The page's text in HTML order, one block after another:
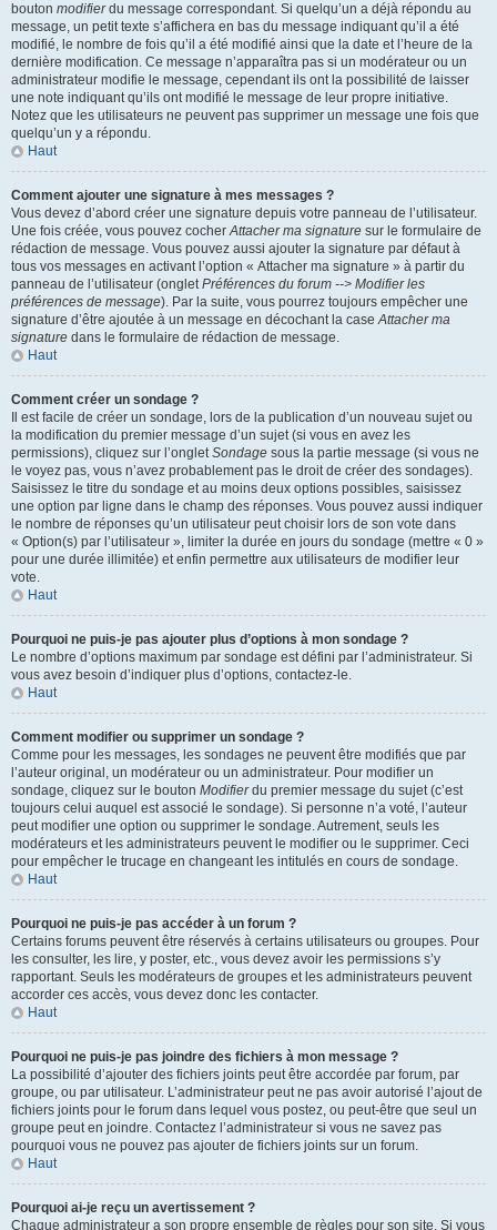
bouton modifierdu message correspondant. Si quelqu’un a déjà répondu au
message, un petit texte s’affichera en bas du message indiquant qu’il a été
modifié, le nombre de fois qu’il a été modifié ainsi que la date et l’heure de la
dernière modification. Ce message n’apparaîtra pas si un modérateur ou un
administrateur modifie le message, cependant ils ont la possibilité de laisser
une note indiquant qu’ils ont modifié le message de leur propre initiative.
Notez que les utilisateurs ne peuvent pas supprimer un message une fois que
quelqu’un y a répondu.
Haut
Comment ajouter une signature à mes messages ?
Vous devez d’abord créer une signature depuis votre panneau de l’utilisateur.
Une fois créée, vous pouvez cocherAttacher ma signature sur le formulaire de
rédaction de message. Vous pouvez aussi ajouter la signature par défaut à
tous vos messages en activant l’option « Attacher ma signature » à partir du
panneau de l’utilisateur (ongletPréférences du forum --> Modifier les
préférences de message). Par la suite, vous pourrez toujours empêcher une
signature d’être ajoutée à un message en décochant la caseAttacher ma
signature dans le formulaire de rédaction de message.
Haut
Comment créer un sondage ?
Il est facile de créer un sondage, lors de la publication d’un nouveau sujet ou
la modification du premier message d’un sujet (si vous en avez les
permissions), cliquez sur l’ongletSondage sous la partie message (si vous ne
le voyez pas, vous n’avez probablement pas le droit de créer des sondages).
Saisissez le titre du sondage et au moins deux options possibles, saisissez
une option par ligne dans le champ des réponses. Vous pouvez aussi indiquer
le nombre de réponses qu’un utilisateur peut choisir lors de son vote dans
« Option(s) par l’utilisateur », limiter la durée en jours du sondage (mettre « 0 »
pour une durée illimitée) et enfin permettre aux utilisateurs de modifier leur
vote.
Haut
Pourquoi ne puis-je pas ajouter plus d’options à mon sondage ?
Le nombre d’options maximum par sondage est défini par l’administrateur. Si
vous avez besoin d’indiquer plus d’options, contactez-le.
Haut
Comment modifier ou supprimer un sondage ?
Comme pour les messages, les sondages ne peuvent être modifiés que par
l’auteur original, un modérateur ou un administrateur. Pour modifier un
sondage, cliquez sur le bouton Modifierdu premier message du sujet (c’est
toujours celui auquel est associé le sondage). Si personne n’a voté, l’auteur
peut modifier une option ou supprimer le sondage. Autrement, seuls les
modérateurs et les administrateurs peuvent le modifier ou le supprimer. Ceci
pour empêcher le trucage en changeant les intitulés en cours de sondage.
Haut
Pourquoi ne puis-je pas accéder à un forum ?
Certains forums peuvent être réservés à certains utilisateurs ou groupes. Pour
les consulter, les lire, y poster, etc., vous devez avoir les permissions s’y
rapportant. Seuls les modérateurs de groupes et les administrateurs peuvent
accorder ces accès, vous devez donc les contacter.
Haut
Pourquoi ne puis-je pas joindre des fichiers à mon message ?
La possibilité d’ajouter des fichiers joints peut être accordée par forum, par
groupe, ou par utilisateur. L’administrateur peut ne pas avoir autorisé l’ajout de
fichiers joints pour le forum dans lequel vous postez, ou peut-être que seul un
groupe peut en joindre. Contactez l’administrateur si vous ne savez pas
pourquoi vous ne pouvez pas ajouter de fichiers joints sur un forum.
Haut
Pourquoi ai-je reçu un avertissement ?
Chaque administrateur a son propre ensemble de règles pour son site. Si vous